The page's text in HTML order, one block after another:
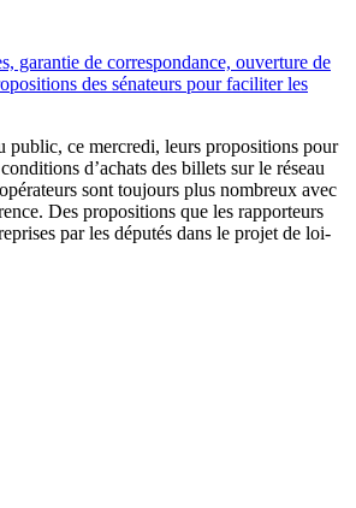
garantie de correspondance, ouverture de
des sénateurs pour faciliter les
public, ce mercredi, leurs propositions pour
d’achats des billets sur le réseau
sont toujours plus nombreux avec
Des propositions que les rapporteurs
par les députés dans le projet de loi-